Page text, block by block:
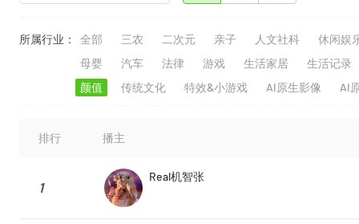
所属行业： 全部 三农 二次元 亲子 人文社科
休闲娱
母婴
汽车 法律 游戏 生活家居
生活记录
颜值
传统文化 特效&小游戏 AI原生影像 AI
排行 播主
1
Real机智张